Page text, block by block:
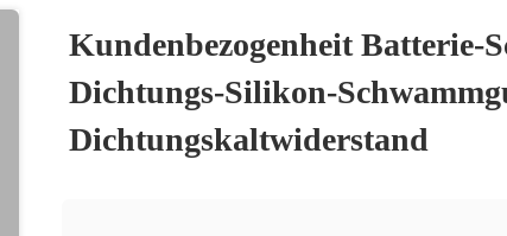
Kundenbezogenheit Batterie-
Dichtungs-Silikon-
Dichtungskaltwiderstand